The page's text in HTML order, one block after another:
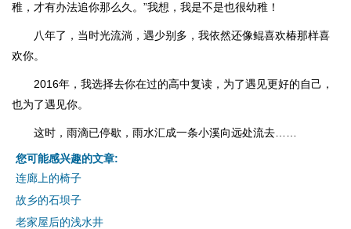
稚，才有办法追你那么久。”我想，我是不是也很幼稚！
八年了，当时光流淌，遇少别多，我依然还像鲲喜欢椿那样喜
欢你。
2016年，我选择去你在过的高中复读，为了遇见更好的自己，
也为了遇见你。
这时，雨滴已停歇，雨水汇成一条小溪向远处流去……
您可能感兴趣的文章:
连廊上的椅子
故乡的石坝子
老家屋后的浅水井